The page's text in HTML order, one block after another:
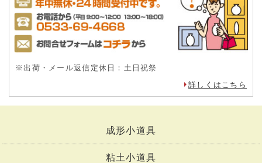
※出荷・メール返信定休日：土日祝祭
詳しくはこちら
成形小道具
粘土小道具